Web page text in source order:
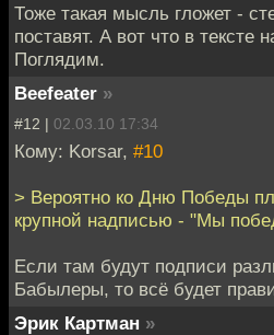
Тоже такая мысль гложет -
поставят. А вот что в тексте
Поглядим.
Beefeater »
#12 | 02.03.10 17:34
Кому: Korsar, #10
> Вероятно ко Дню Победы
крупной надписью - "Мы
Если там будут подписи
Бабылеры, то всё будет
Эрик Картман »